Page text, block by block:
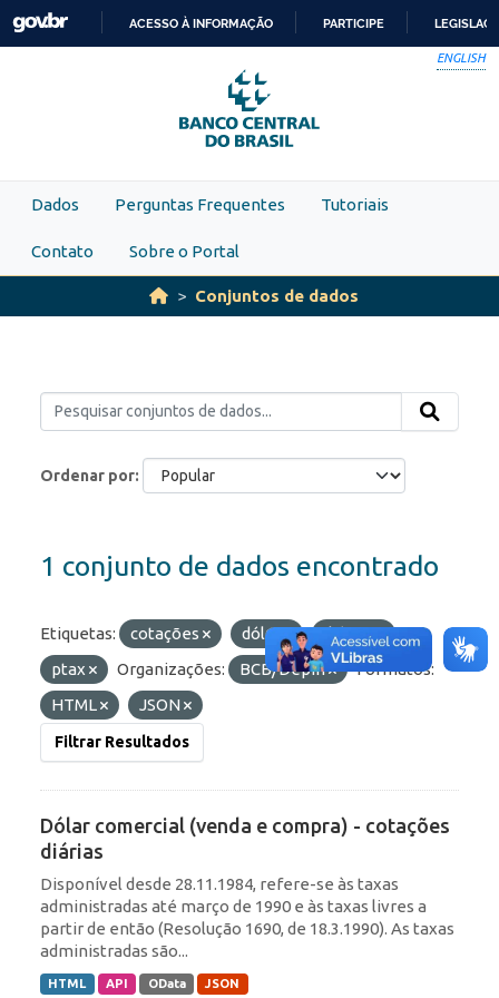
Skip to main content
PARA
O
CONTEÚDO
ACESSO À INFORMAÇÃO PARTICIPE
ENGLISH
Dados Perguntas Frequentes Tutoriais
Contato Sobre o Portal
Conjuntos de dados
Ordenar por
1 conjunto de dados encontrado
Etiquetas: cotações dólar
diárias
ptax
Organizações: BCB/Depin
Formatos:
HTML
JSON
Filtrar Resultados
Dólar comercial (venda e compra) - cotações
diárias
Disponível desde 28.11.1984, refere-se às taxas
administradas até março de 1990 e às taxas livres a
partir de então (Resolução 1690, de 18.3.1990). As taxas
administradas são...
HTML API OData JSON